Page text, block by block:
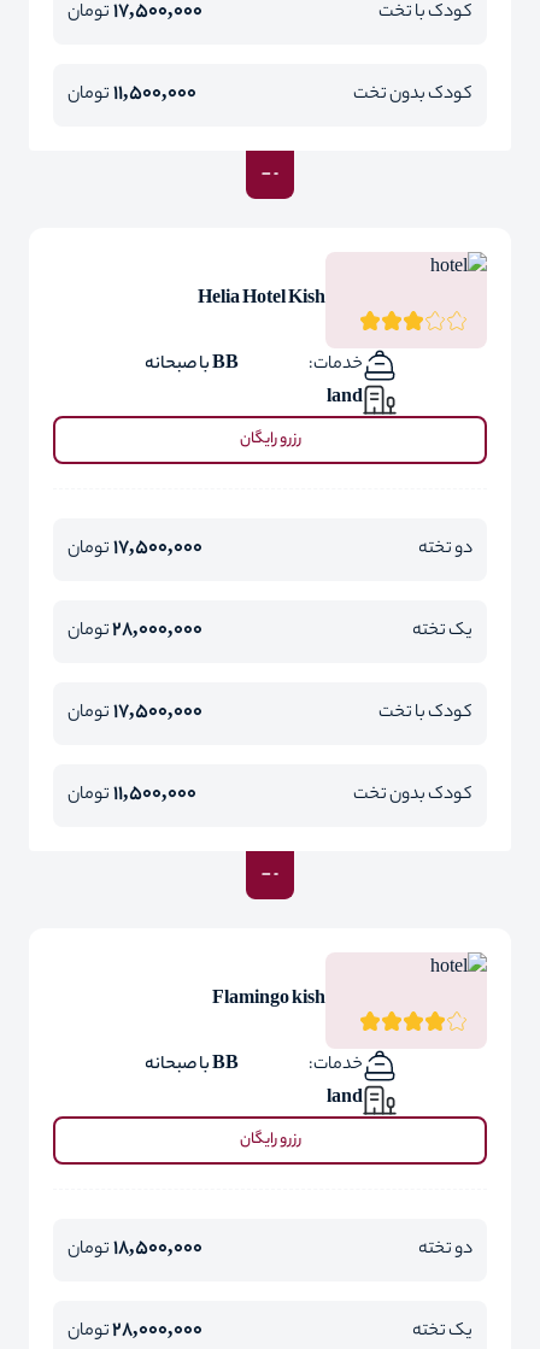
کودک با تخت 17,500,000تومان
کودک بدون تخت 11,500,000تومان
Helia Hotel Kish
خدمات:
BB با صبحانه
land
رزرو رایگان
دو تخته 17,500,000تومان
یک تخته 28,000,000تومان
کودک با تخت 17,500,000تومان
کودک بدون تخت 11,500,000تومان
Flamingo kish
خدمات:
BB با صبحانه
land
رزرو رایگان
دو تخته 18,500,000تومان
یک تخته 28,000,000تومان